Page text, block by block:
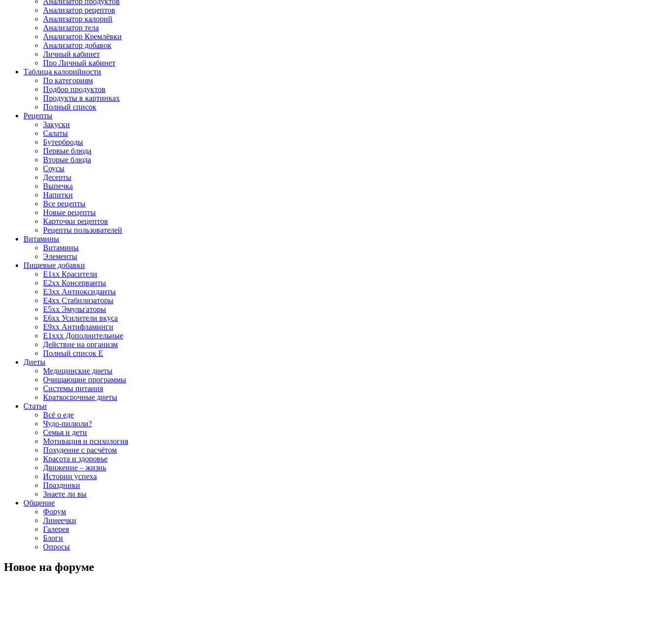
Анализатор рецептов
Анализатор калорий
Анализатор тела
Анализатор Кремлёвки
Анализатор добавок
Личный кабинет
Про Личный кабинет
Таблица калорийности
По категориям
Подбор продуктов
Продукты в картинках
Полный список
Рецепты
Закуски
Салаты
Бутерброды
Первые блюда
Вторые блюда
Соусы
Десерты
Выпечка
Напитки
Все рецепты
Новые рецепты
Карточки рецептов
Рецепты пользователей
Витамины
Витамины
Элементы
Пищевые добавки
E1xx Красители
E2xx Консерванты
E3xx Антиоксиданты
E4xx Стабилизаторы
E5xx Эмульгаторы
E6xx Усилители вкуса
E9xx Антифламинги
E1xxx Дополнительные
Действие на организм
Полный список E
Диеты
Медицинские диеты
Очищающие программы
Системы питания
Краткосрочные диеты
Статьи
Всё о еде
Чудо-пилюли?
Семья и дети
Мотивация и психология
Похудение с расчётом
Красота и здоровье
Движение – жизнь
Истории успеха
Праздники
Знаете ли вы
Общение
Форум
Линеечки
Галерея
Блоги
Опросы
Новое на форуме